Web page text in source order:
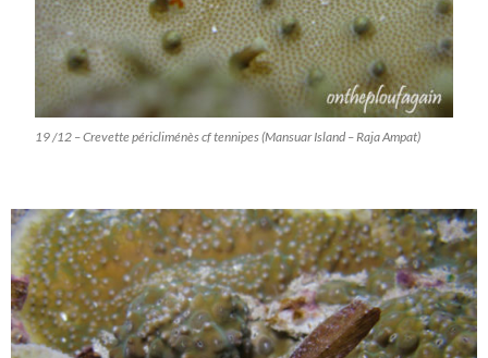
19 /12 – Crevette péricliménès cf tennipes (Mansuar Island – Raja Ampat)